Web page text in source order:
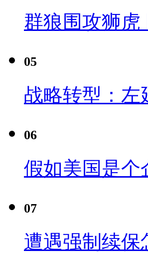
群狼围攻狮虎
05
战略转型：左
06
假如美国是个
07
遭遇强制续保